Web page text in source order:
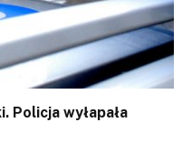
wyłapała